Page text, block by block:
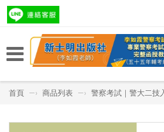
首頁 —› 商品列表 —› 警察考試｜警大二技